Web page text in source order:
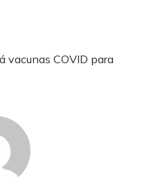
vacunas COVID para